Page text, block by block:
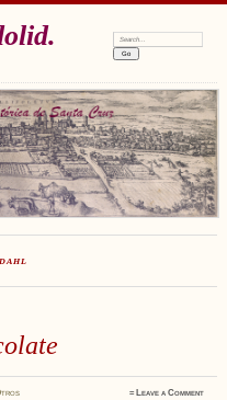
Search:
≈ Leave a Comment